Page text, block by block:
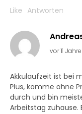
Like Antworten
vor 11
Akkulaufzeit ist bei
Plus, komme ohne
durch und bin
Arbeitstag zuhause.